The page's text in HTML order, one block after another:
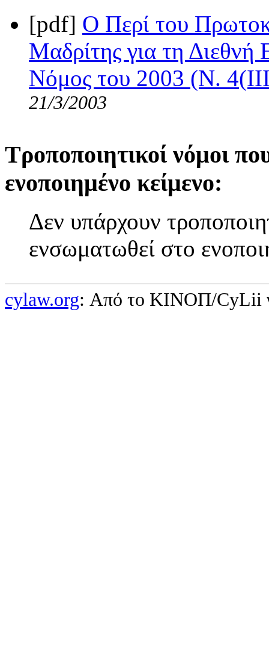
[pdf] Ο Περί του
Μαδρίτης για τη
Νόμος του 2003 (Ν.
21/3/2003
Τροποποιητικοί νόμοι
ενοποιημένο κείμενο:
Δεν υπάρχουν
ενσωματωθεί στο
cylaw.org: Από το ΚΙΝOΠ/CyLii